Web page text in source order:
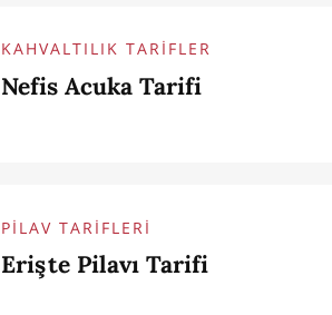
KAHVALTILIK TARİFLER
Nefis Acuka Tarifi
PİLAV TARİFLERİ
Erişte Pilavı Tarifi